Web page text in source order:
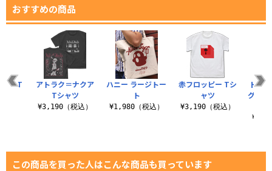
おすすめの商品
ハニー ラージトー
ト
¥1,980（税込）
赤フロッピー Tシ
ャツ
¥3,190（税込）
ドー
グラフ
ー T
アトラク＝ナクア
Tシャツ
¥3,190（税込）
この商品を買った人はこんな商品も買っています